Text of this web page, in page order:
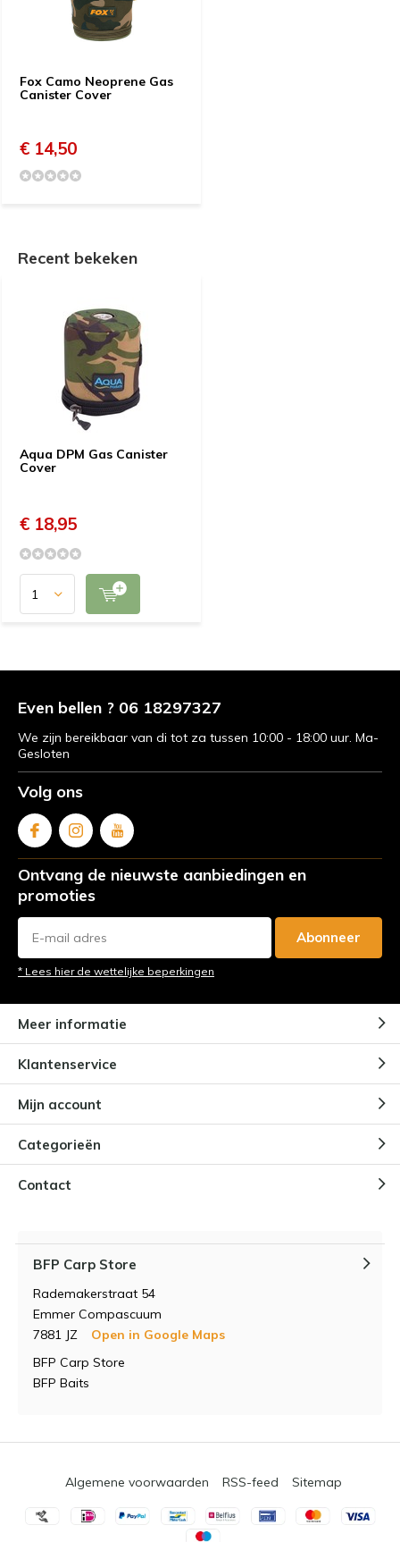
Fox Camo Neoprene Gas
Canister Cover
€ 14,50
Recent bekeken
Aqua DPM Gas Canister
Cover
€ 18,95
Even bellen ? 06 18297327
We zijn bereikbaar van di tot za tussen 10:00 - 18:00 uur. Ma-
Gesloten
Volg ons
Ontvang de nieuwste aanbiedingen en
promoties
Abonneer
* Lees hier de wettelijke beperkingen
Meer informatie
Klantenservice
Mijn account
Categorieën
Contact
BFP Carp Store
Rademakerstraat 54
Emmer Compascuum
7881 JZ
Open in Google Maps
BFP Carp Store
BFP Baits
Algemene voorwaarden RSS-feed Sitemap